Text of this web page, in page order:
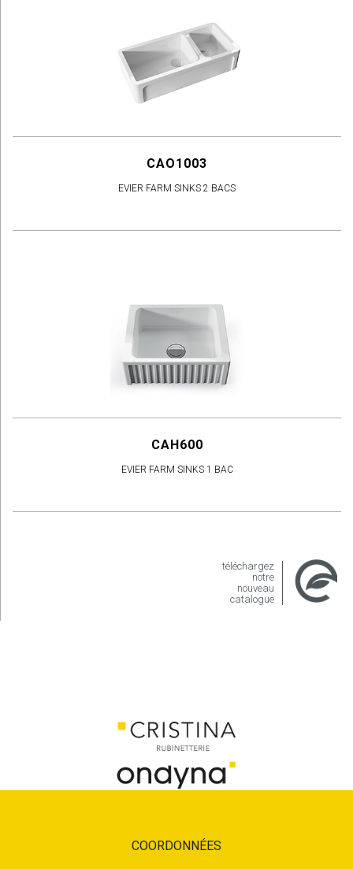
CAO1003
EVIER FARM SINKS 2 BACS
CAH600
EVIER FARM SINKS 1 BAC
téléchargez
notre
nouveau
catalogue
COORDONNÉES